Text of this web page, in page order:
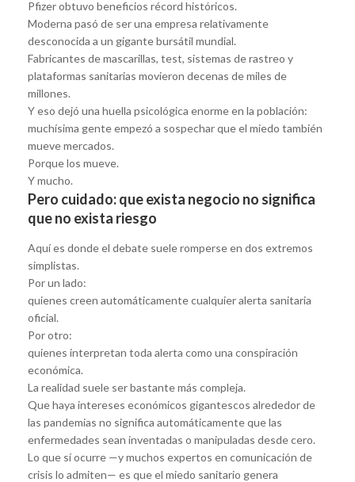
Pfizer obtuvo beneficios récord históricos.
Moderna pasó de ser una empresa relativamente
desconocida a un gigante bursátil mundial.
Fabricantes de mascarillas, test, sistemas de rastreo y
plataformas sanitarias movieron decenas de miles de
millones.
Y eso dejó una huella psicológica enorme en la población:
muchísima gente empezó a sospechar que el miedo también
mueve mercados.
Porque los mueve.
Y mucho.
Pero cuidado: que exista negocio no significa
que no exista riesgo
Aquí es donde el debate suele romperse en dos extremos
simplistas.
Por un lado:
quienes creen automáticamente cualquier alerta sanitaria
oficial.
Por otro:
quienes interpretan toda alerta como una conspiración
económica.
La realidad suele ser bastante más compleja.
Que haya intereses económicos gigantescos alrededor de
las pandemias no significa automáticamente que las
enfermedades sean inventadas o manipuladas desde cero.
Lo que sí ocurre —y muchos expertos en comunicación de
crisis lo admiten— es que el miedo sanitario genera